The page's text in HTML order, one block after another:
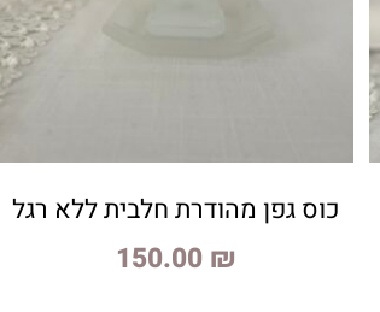
כוס גפן מהודרת חלבית ללא רגל
150.00 ₪